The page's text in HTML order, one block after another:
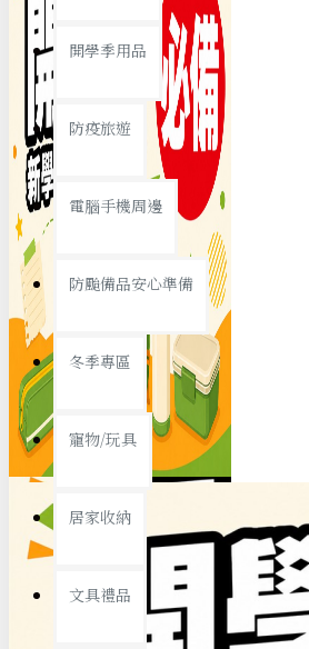
19元專區
39元專區
節慶熱賣
春節/新年
開學季用品
防疫旅遊
電腦手機周邊
防颱備品安心準備
冬季專區
寵物/玩具
居家收納
文具禮品